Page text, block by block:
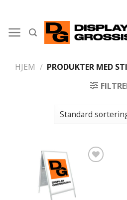
content
HJEM / PRODUKTER MED
ønskeliste